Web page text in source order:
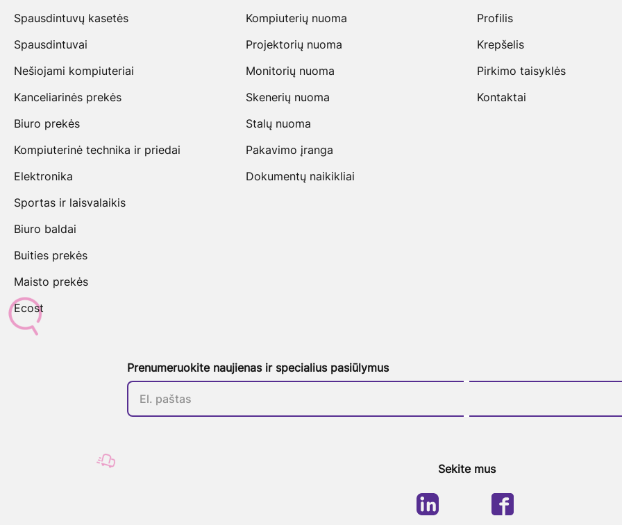
Spausdintuvų kasetės
Spausdintuvai
Nešiojami kompiuteriai
Kanceliarinės prekės
Biuro prekės
Kompiuterinė technika ir priedai
Elektronika
Sportas ir laisvalaikis
Biuro baldai
Buities prekės
Maisto prekės
Ecost
Kompiuterių nuoma
Projektorių nuoma
Monitorių nuoma
Skenerių nuoma
Stalų nuoma
Pakavimo įranga
Dokumentų naikikliai
Profilis
Krepšelis
Pirkimo taisyklės
Kontaktai
Prenumeruokite naujienas ir specialius pasiūlymus
Sekite mus